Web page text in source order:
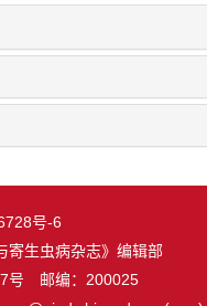
号-6
寄生虫病杂志》编辑部
号 邮编：200025